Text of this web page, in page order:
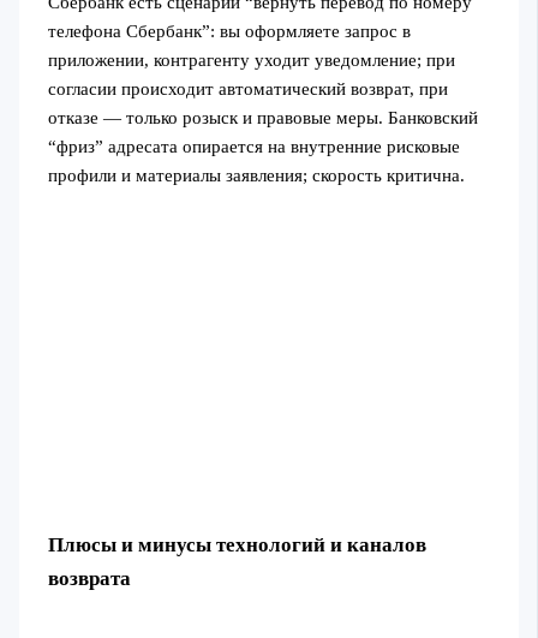
телефона Сбербанк”: вы оформляете запрос в
приложении, контрагенту уходит уведомление; при
согласии происходит автоматический возврат, при
отказе — только розыск и правовые меры. Банковский
“фриз” адресата опирается на внутренние рисковые
профили и материалы заявления; скорость критична.
Плюсы и минусы технологий и каналов
возврата